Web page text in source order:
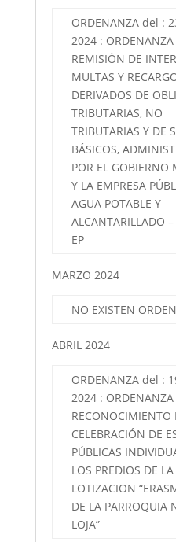
ORDENANZA del :
2024 : ORDENANZA
REMISIÓN DE
MULTAS Y
DERIVADOS DE
TRIBUTARIAS, NO
TRIBUTARIAS Y DE
BÁSICOS,
POR EL GOBIERNO
Y LA EMPRESA
AGUA POTABLE Y
ALCANTARILLADO
EP
MARZO 2024
NO EXISTEN
ABRIL 2024
ORDENANZA del :
2024 : ORDENANZA
RECONOCIMIENTO
CELEBRACIÓN DE
PÚBLICAS
LOS PREDIOS DE LA
LOTIZACION
DE LA PARROQUIA
LOJA”